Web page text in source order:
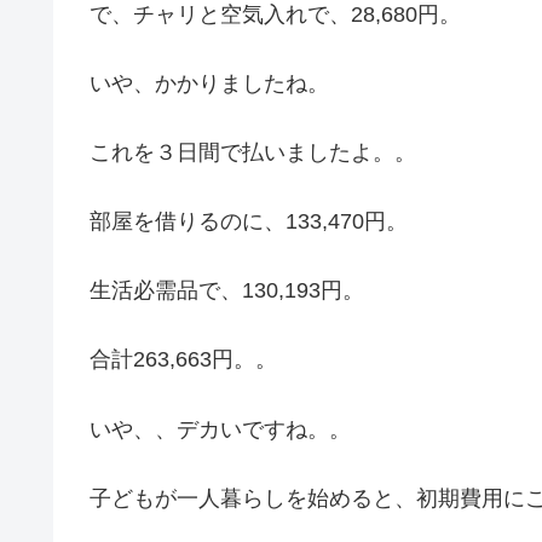
で、チャリと空気入れで、28,680円。
いや、かかりましたね。
これを３日間で払いましたよ。。
部屋を借りるのに、133,470円。
生活必需品で、130,193円。
合計263,663円。。
いや、、デカいですね。。
子どもが一人暮らしを始めると、初期費用に